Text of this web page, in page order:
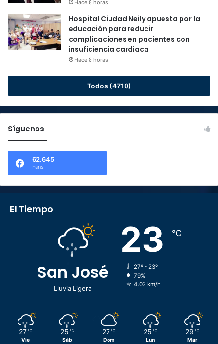
Hace 8 horas
Hospital Ciudad Neily apuesta por la
educación para reducir
complicaciones en pacientes con
insuficiencia cardiaca
Hace 8 horas
Todos (4710)
Síguenos
62.645
Fans
El Tiempo
San José
Lluvia Ligera
23 ℃
27º - 23º
79%
4.02 km/h
27 ℃
Vie
25 ℃
Sáb
27 ℃
Dom
25 ℃
Lun
29 ℃
Mar